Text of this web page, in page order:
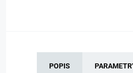
POPIS